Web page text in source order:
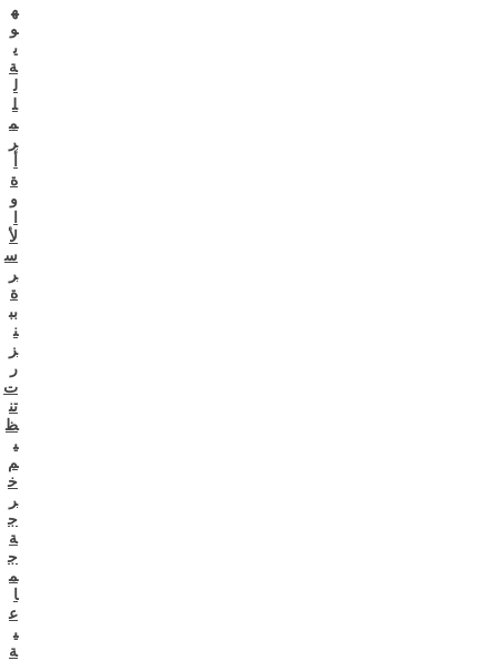
ه
و
ي
ة
ل
ل
م
ر
ة
و
لأ
س
ر
ة
بب
ن
ز
ر
ت
تن
ظ
ي
م
خ
ر
ج
ة
ج
م
ا
ع
ي
ة